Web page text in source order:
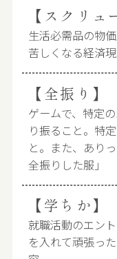
【スクリュ
生活必需品の物
苦しくなる経済現
【全振り】
ゲームで、特定
り振ること。特
と。また、あり
全振りした服」
【学ちか】
就職活動のエン
を入れて頑張っ